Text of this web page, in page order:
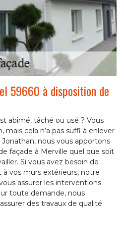
59660 à disposition de
abîmé, tâché ou usé ? Vous
cela n’a pas suffi à enlever
Jonathan, nous vous apportons
façade à Merville quel que soit
Si vous avez besoin de
à vos murs extérieurs, notre
assurer les interventions
toute demande, nous
des travaux de qualité